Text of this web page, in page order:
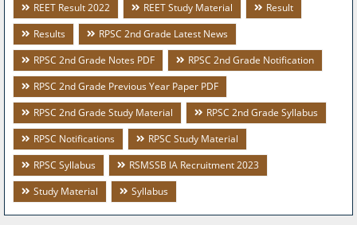
REET Result 2022
REET Study Material
Result
Results
RPSC 2nd Grade Latest News
RPSC 2nd Grade Notes PDF
RPSC 2nd Grade Notification
RPSC 2nd Grade Previous Year Paper PDF
RPSC 2nd Grade Study Material
RPSC 2nd Grade Syllabus
RPSC Notifications
RPSC Study Material
RPSC Syllabus
RSMSSB IA Recruitment 2023
Study Material
Syllabus